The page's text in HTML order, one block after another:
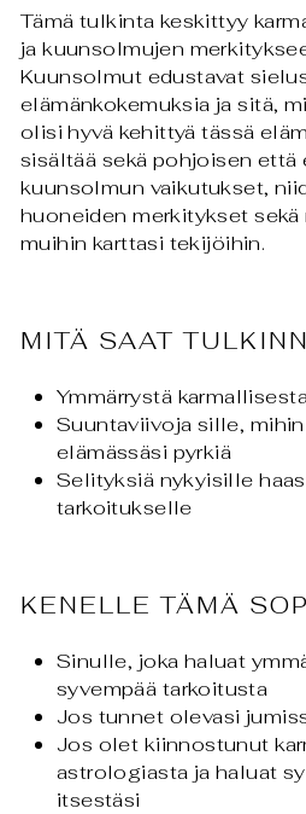
Tämä tulkinta keskittyy
ja kuunsolmujen
Kuunsolmut edustavat
elämänkokemuksia ja sitä,
olisi hyvä kehittyä tässä
sisältää sekä pohjoisen että
kuunsolmun vaikutukset,
huoneiden merkitykset
muihin karttasi tekijöihin.
MITÄ SAAT
Ymmärrystä
Suuntaviivoja sille,
elämässäsi pyrkiä
Selityksiä nykyisille
tarkoitukselle
KENELLE TÄMÄ
Sinulle, joka haluat
syvempää tarkoitusta
Jos tunnet olevasi
Jos olet kiinnostunut
astrologiasta ja haluat
itsestäsi